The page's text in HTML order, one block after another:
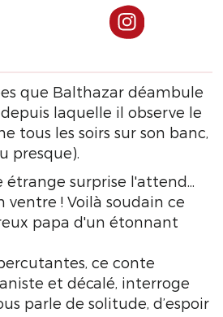
que Balthazar déambule
laquelle il observe le
tous les soirs sur son banc,
presque).
étrange surprise l'attend...
ventre ! Voilà soudain ce
papa d'un étonnant
ce conte
et décalé, interroge
parle de solitude, d’espoir